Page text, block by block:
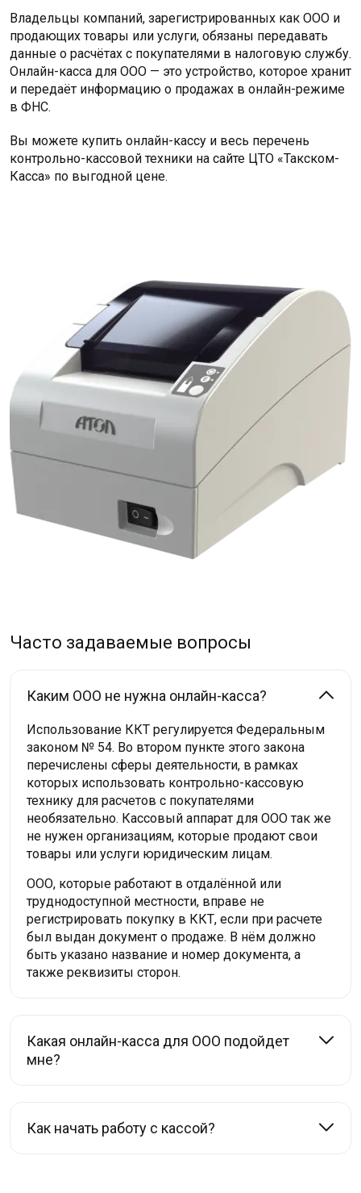
Владельцы компаний, зарегистрированных как ООО и
продающих товары или услуги, обязаны передавать
данные о расчётах с покупателями в налоговую службу.
Онлайн-касса для ООО — это устройство, которое хранит
и передаёт информацию о продажах в онлайн-режиме
в ФНС.
Вы можете купить онлайн-кассу и весь перечень
контрольно-кассовой техники на сайте ЦТО «Такском-
Касса» по выгодной цене.
Часто задаваемые вопросы
Каким ООО не нужна онлайн-касса?
Использование ККТ регулируется Федеральным
законом № 54. Во втором пункте этого закона
перечислены сферы деятельности, в рамках
которых использовать контрольно-кассовую
технику для расчетов с покупателями
необязательно. Кассовый аппарат для ООО так же
не нужен организациям, которые продают свои
товары или услуги юридическим лицам.
ООО, которые работают в отдалённой или
труднодоступной местности, вправе не
регистрировать покупку в ККТ, если при расчете
был выдан документ о продаже. В нём должно
быть указано название и номер документа, а
также реквизиты сторон.
Какая онлайн-касса для ООО подойдет
мне?
Как начать работу с кассой?